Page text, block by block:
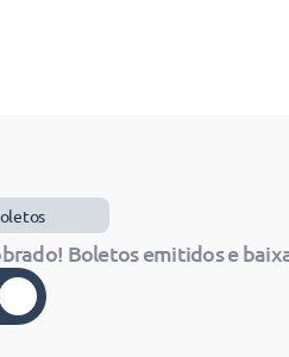
Boletos emitidos e